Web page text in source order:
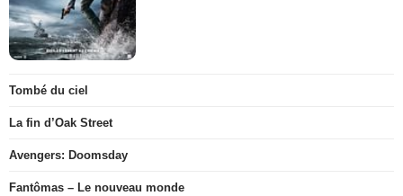
Tombé du ciel
La fin d’Oak Street
Avengers: Doomsday
Fantômas – Le nouveau monde